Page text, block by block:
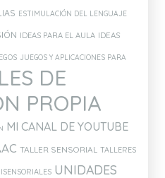
ESTIMULACIÓN DEL LENGUAJE
IDEAS PARA EL AULA IDEAS
JUEGOS Y APLICACIONES PARA
DE
PROPIA
MI CANAL DE YOUTUBE
TALLER SENSORIAL TALLERES
UNIDADES